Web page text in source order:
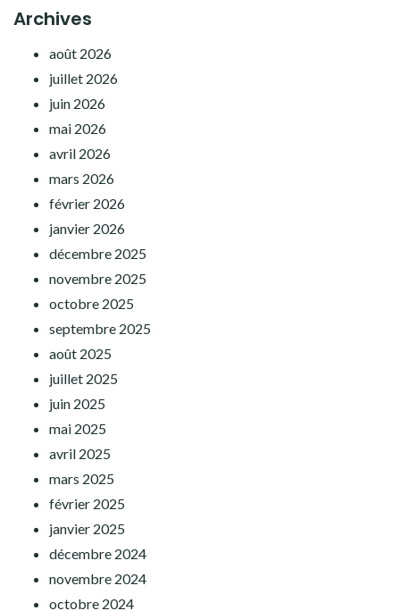
Archives
août 2026
juillet 2026
juin 2026
mai 2026
avril 2026
mars 2026
février 2026
janvier 2026
décembre 2025
novembre 2025
octobre 2025
septembre 2025
août 2025
juillet 2025
juin 2025
mai 2025
avril 2025
mars 2025
février 2025
janvier 2025
décembre 2024
novembre 2024
octobre 2024